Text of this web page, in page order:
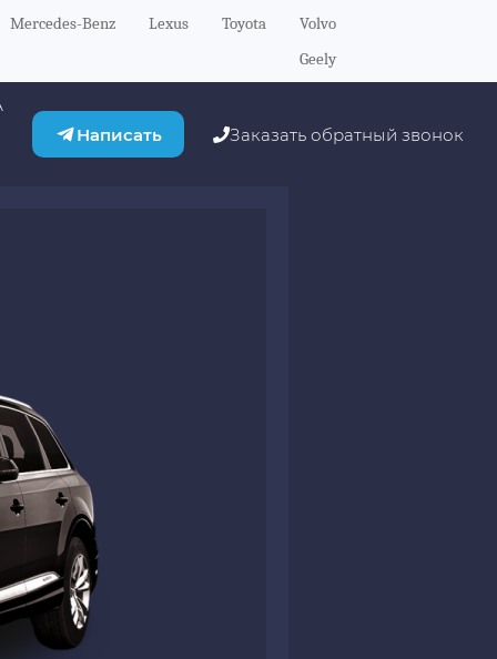
Mercedes-Benz Lexus Toyota
Volvo
Geely
Написать
Заказать обратный звонок